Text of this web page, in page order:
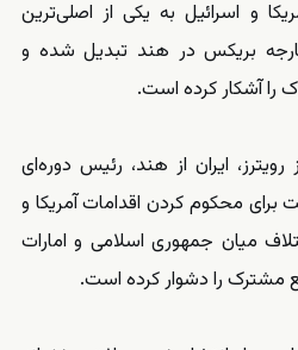
و اسرائیل به یکی از اصلی‌ترین
بریکس در هند تبدیل شده و
را آشکار کرده است.
ایران از هند، رئیس دوره‌ای
محکوم کردن اقدامات آمریکا و
میان جمهوری اسلامی و امارات
را دشوار کرده است.